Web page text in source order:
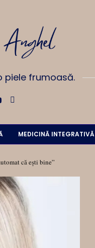
piele frumoasă.
MEDICINĂ INTEGRATIVĂ
că ești bine”